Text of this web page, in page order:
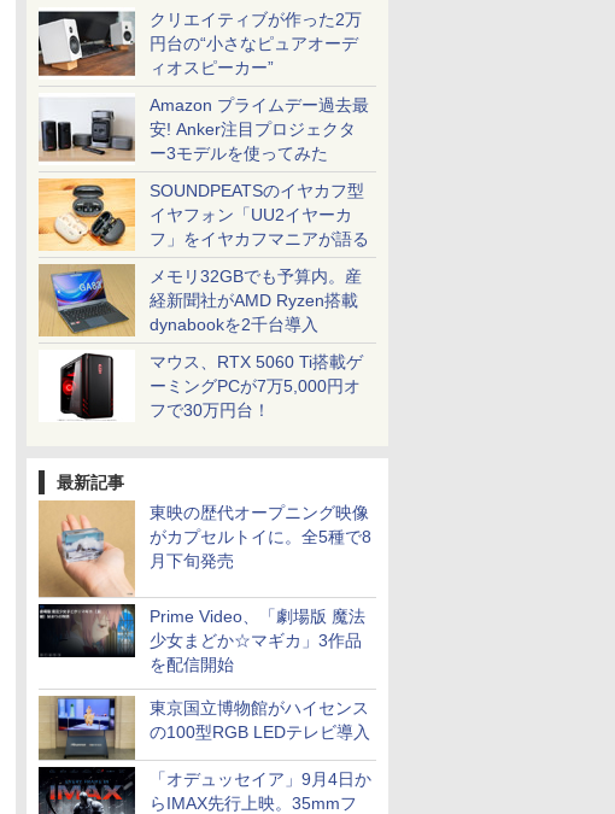
クリエイティブが作った2万
円台の“小さなピュアオーデ
ィオスピーカー”
Amazon プライムデー過去最
安! Anker注目プロジェクタ
ー3モデルを使ってみた
SOUNDPEATSのイヤカフ型
イヤフォン「UU2イヤーカ
フ」をイヤカフマニアが語る
メモリ32GBでも予算内。産
経新聞社がAMD Ryzen搭載
dynabookを2千台導入
マウス、RTX 5060 Ti搭載ゲ
ーミングPCが7万5,000円オ
フで30万円台！
最新記事
東映の歴代オープニング映像
がカプセルトイに。全5種で8
月下旬発売
Prime Video、「劇場版 魔法
少女まどか☆マギカ」3作品
を配信開始
東京国立博物館がハイセンス
の100型RGB LEDテレビ導入
「オデュッセイア」9月4日か
らIMAX先行上映。35mmフ